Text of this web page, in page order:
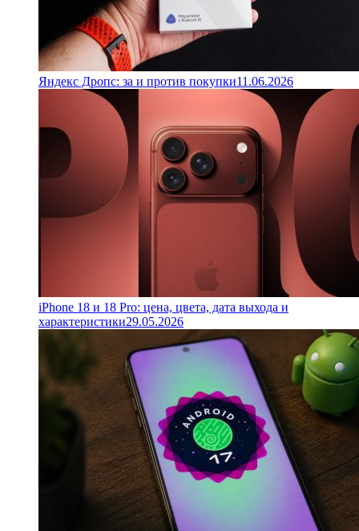
Яндекс Дропс: за и против покупки11.06.2026
iPhone 18 и 18 Pro: цена, цвета, дата выхода и
характеристики29.05.2026